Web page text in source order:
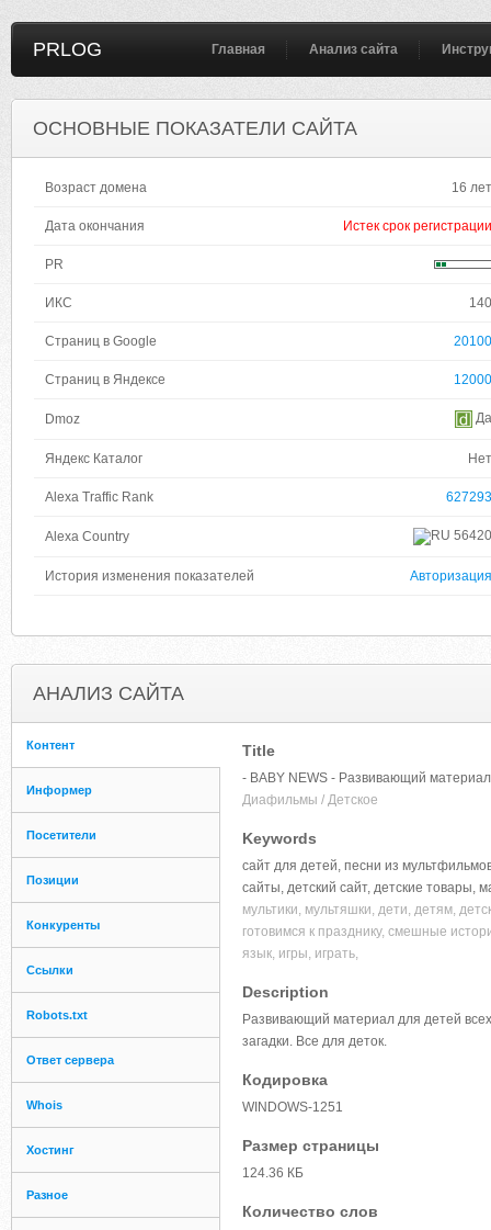
PRLOG Главная Анализ сайта
ОСНОВНЫЕ ПОКАЗАТЕЛИ САЙТА
Возраст домена 16 лет
Дата окончания Истек срок регистрации
PR
ИКС 140
Страниц в Google 20100
Страниц в Яндексе 12000
Dmoz Да
Яндекс Каталог Нет
Alexa Traffic Rank 627293
Alexa Country 56420
История изменения показателей Авторизация
АНАЛИЗ САЙТА
Контент
Информер
Посетители
Позиции
Конкуренты
Ссылки
Robots.txt
Ответ сервера
Whois
Хостинг
Разное
Title
- BABY NEWS - Развивающий
Диафильмы / Детское
Keywords
сайт для детей, песни из
сайты, детский сайт, детские товары,
мультики, мультяшки, дети, детям,
готовимся к празднику, смешные
язык, игры, играть,
Description
Развивающий материал для детей
загадки. Все для деток.
Кодировка
WINDOWS-1251
Размер страницы
124.36 КБ
Количество слов